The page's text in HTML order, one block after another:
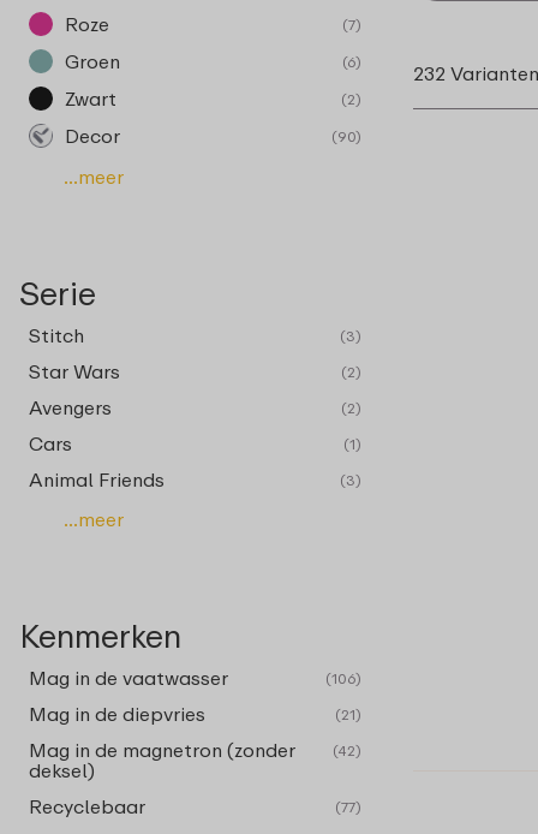
Roze (7)
Groen (6)
Zwart (2)
Decor (90)
...meer
Serie
Stitch (3)
Star Wars (2)
Avengers (2)
Cars (1)
Animal Friends (3)
...meer
Kenmerken
Mag in de vaatwasser (106)
Mag in de diepvries (21)
Mag in de magnetron (zonder
deksel)
(42)
Recyclebaar (77)
232 Varianten